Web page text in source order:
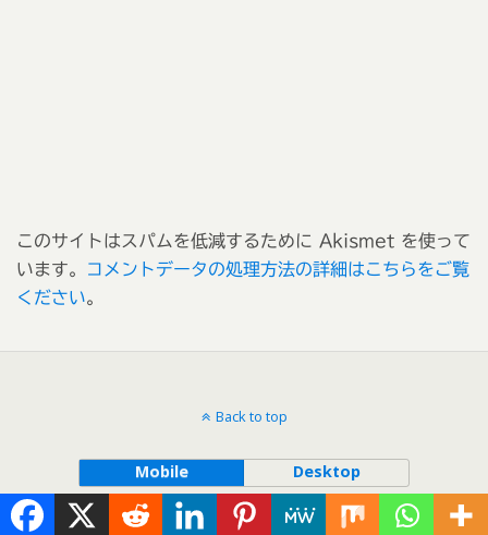
このサイトはスパムを低減するために Akismet を使って
います。
コメントデータの処理方法の詳細はこちらをご覧
ください。
Back to top
Mobile Desktop